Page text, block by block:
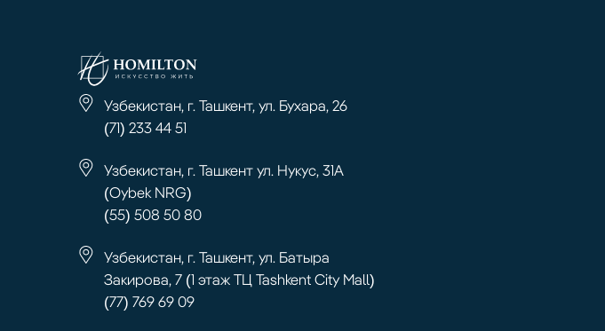
Узбекистан, г. Ташкент, ул. Бухара, 26
(71) 233 44 51
Узбекистан, г. Ташкент ул. Нукус, 31А
(Oybek NRG)
(55) 508 50 80
Узбекистан, г. Ташкент, ул. Батыра
Закирова, 7 (1 этаж ТЦ Tashkent City Mall)
(77) 769 69 09